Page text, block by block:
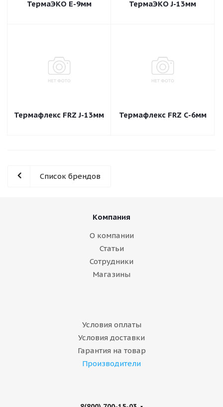
ТермаЭКО E-9мм ТермаЭКО J-13мм
Термафлекс FRZ J-13мм Термафлекс FRZ С-6мм
Список брендов
Компания
О компании
Статьи
Сотрудники
Магазины
Условия оплаты
Условия доставки
Гарантия на товар
Производители